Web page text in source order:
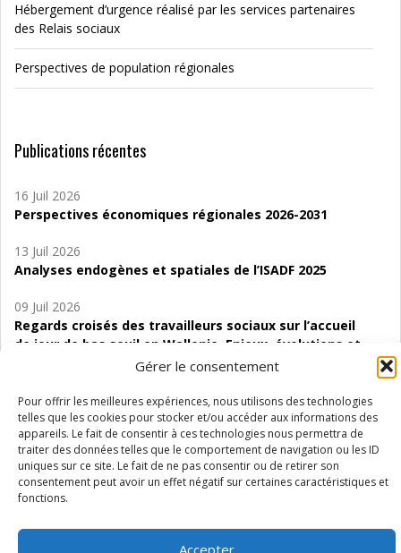
Gérer le consentement
Pour offrir les meilleures expériences, nous utilisons des technologies
telles que les cookies pour stocker et/ou accéder aux informations des
appareils. Le fait de consentir à ces technologies nous permettra de
traiter des données telles que le comportement de navigation ou les ID
uniques sur ce site. Le fait de ne pas consentir ou de retirer son
consentement peut avoir un effet négatif sur certaines caractéristiques et
fonctions.
Accepter
Hébergement d’urgence réalisé par les services partenaires
des Relais sociaux
Perspectives de population régionales
Publications récentes
16 Juil 2026
Perspectives économiques régionales 2026-2031
13 Juil 2026
Analyses endogènes et spatiales de l’ISADF 2025
09 Juil 2026
Regards croisés des travailleurs sociaux sur l’accueil
de jour de bas seuil en Wallonie. Enjeux, évolutions et
06 Juil 2026
Étude d’évaluabilité des Structures
d’accompagnement à l’autocréation d’emploi (SAACE)
01 Juil 2026
Pénurie du personnel infirmier :quels indicateurs
Wallonie ?